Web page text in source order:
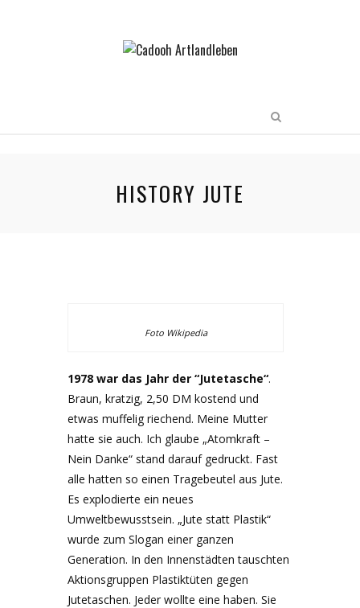
HISTORY JUTE
Foto Wikipedia
1978 war das Jahr der “Jutetasche“.
Braun, kratzig, 2,50 DM kostend und
etwas muffelig riechend. Meine Mutter
hatte sie auch. Ich glaube „Atomkraft –
Nein Danke“ stand darauf gedruckt. Fast
alle hatten so einen Tragebeutel aus Jute.
Es explodierte ein neues
Umweltbewusstsein. „Jute statt Plastik“
wurde zum Slogan einer ganzen
Generation. In den Innenstädten tauschten
Aktionsgruppen Plastiktüten gegen
Jutetaschen. Jeder wollte eine haben. Sie